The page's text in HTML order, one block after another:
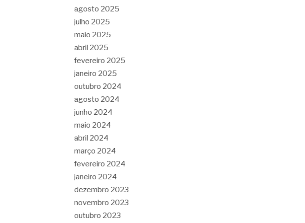
agosto 2025
julho 2025
maio 2025
abril 2025
fevereiro 2025
janeiro 2025
outubro 2024
agosto 2024
junho 2024
maio 2024
abril 2024
março 2024
fevereiro 2024
janeiro 2024
dezembro 2023
novembro 2023
outubro 2023